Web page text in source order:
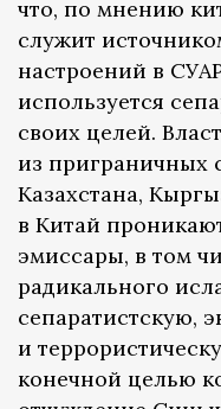
что, по мнению
служит
настроений в
используется
своих целей.
из приграничных
Казахстана,
в Китай
эмиссары, в том
радикального
сепаратистскую,
и
конечной целью